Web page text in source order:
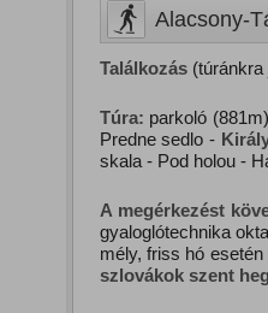
Alacsony-
Találkozás(túránkra
Túra: parkoló
Predne sedlo -
skala - Pod holou -
A megérkezést
gyaloglótechnika
mély, friss hó
szlovákok szent